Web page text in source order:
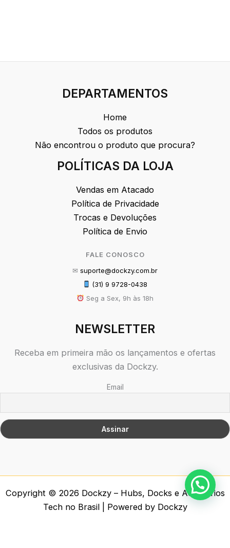
DEPARTAMENTOS
Home
Todos os produtos
Não encontrou o produto que procura?
POLÍTICAS DA LOJA
Vendas em Atacado
Política de Privacidade
Trocas e Devoluções
Política de Envio
FALE CONOSCO
✉ suporte@dockzy.com.br
(31) 9 9728-0438
Seg a Sex, 9h às 18h
NEWSLETTER
Receba em primeira mão os lançamentos e ofertas
exclusivas da Dockzy.
Email
Copyright © 2026 Dockzy – Hubs, Docks e Acessórios
Tech no Brasil | Powered by Dockzy